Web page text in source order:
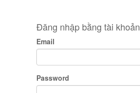
Đăng nhập bằng tài khoản
Email
Password